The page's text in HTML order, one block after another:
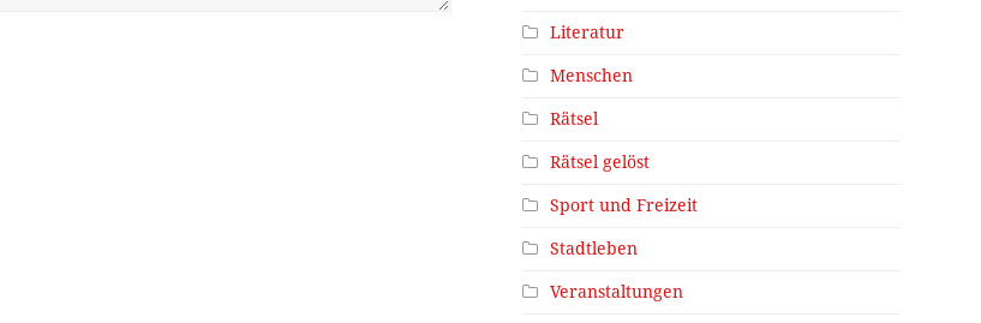
Literatur
Menschen
Rätsel
Rätsel gelöst
Sport und Freizeit
Stadtleben
Veranstaltungen